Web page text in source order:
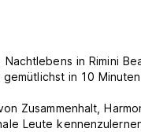
in Rimini
in 10
Zusammenhalt,
Leute